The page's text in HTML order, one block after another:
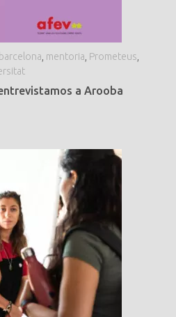
barcelona mentoria Prometeus
a Arooba